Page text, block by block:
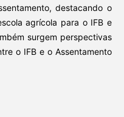
destacando o
agrícola para o IFB e
surgem perspectivas
o IFB e o Assentamento